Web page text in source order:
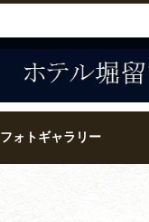
フォトギャラリー